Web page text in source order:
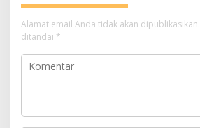
Alamat email Anda tidak akan dipublikasikan.
ditandai *